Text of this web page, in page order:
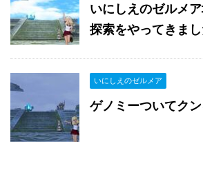
いにしえのゼルメ
探索をやってきま
いにしえのゼルメア
ゲノミーついてク